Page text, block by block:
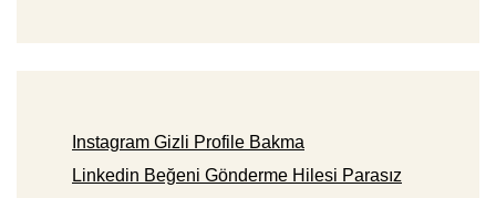
Instagram Gizli Profile Bakma
Linkedin Beğeni Gönderme Hilesi Parasız